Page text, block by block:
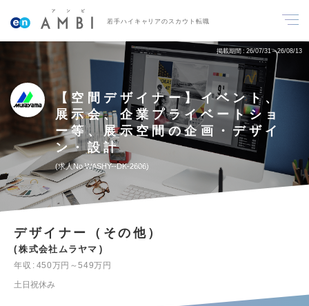
若手ハイキャリアのスカウト転職
掲載期間 26/07/31～26/08/13
【空間デザイナー】イベント、
展示会、企業プライベートショ
ー等、展示空間の企画・デザイ
ン・設計
求人No.WASHY--DK-2606
デザイナー（その他）
株式会社ムラヤマ
年収
450万円～549万円
土日祝休み